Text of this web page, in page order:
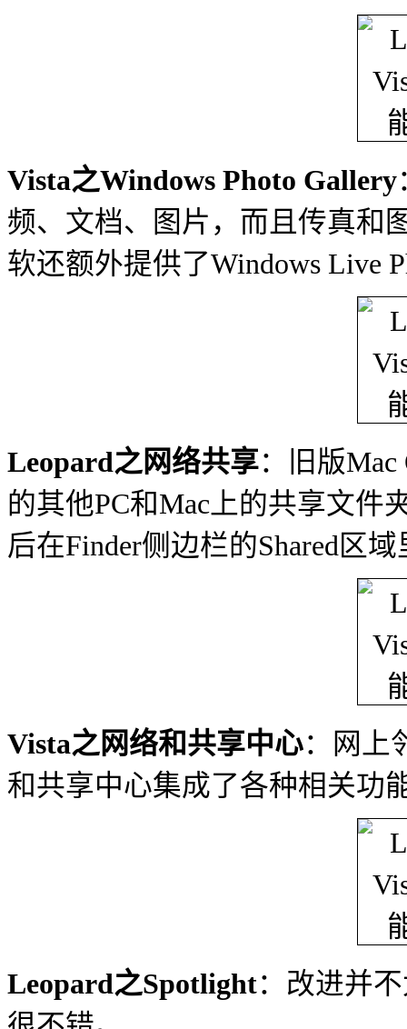
Vista之Windows Photo Gallery
频、文档、图片，而且传真和
软还额外提供了Windows Live
Leopard之网络共享：旧版
的其他PC和Mac上的共享文件
后在Finder侧边栏的Shared区
Vista之网络和共享中心：网上
和共享中心集成了各种相关功
Leopard之Spotlight：改进并